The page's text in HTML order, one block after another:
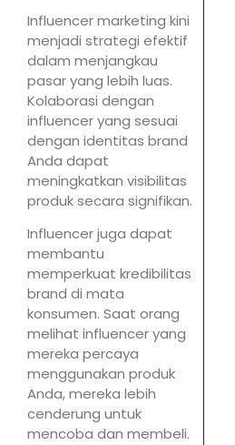
Influencer marketing kini
menjadi strategi efektif
dalam menjangkau
pasar yang lebih luas.
Kolaborasi dengan
influencer yang sesuai
dengan identitas brand
Anda dapat
meningkatkan visibilitas
produk secara signifikan.
Influencer juga dapat
membantu
memperkuat kredibilitas
brand di mata
konsumen. Saat orang
melihat influencer yang
mereka percaya
menggunakan produk
Anda, mereka lebih
cenderung untuk
mencoba dan membeli.